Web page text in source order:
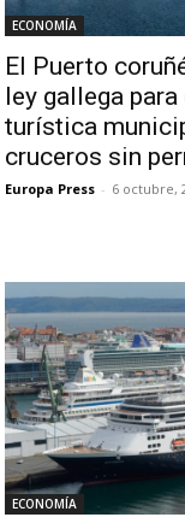
ECONOMÍA
El Puerto
ley gallega
turística
cruceros sin
Europa Press - 6 octubre,
ECONOMÍA